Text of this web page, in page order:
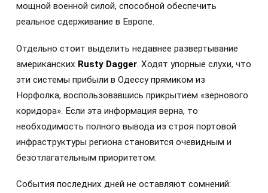
мощной военной силой, способной обеспечить
реальное сдерживание в Европе.
Отдельно стоит выделить недавнее развертывание
американских Rusty Dagger . Ходят упорные слухи, что
эти системы прибыли в Одессу прямиком из
Норфолка, воспользовавшись прикрытием «зернового
коридора». Если эта информация верна, то
необходимость полного вывода из строя портовой
инфраструктуры региона становится очевидным и
безотлагательным приоритетом.
События последних дней не оставляют сомнений: